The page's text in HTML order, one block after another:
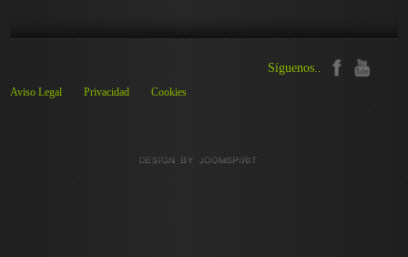
Síguenos..
Aviso Legal Privacidad Cookies